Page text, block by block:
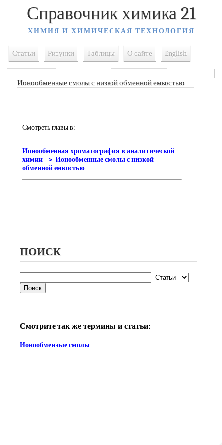
Справочник химика 21
ХИМИЯ И ХИМИЧЕСКАЯ ТЕХНОЛОГИЯ
Статьи Рисунки Таблицы О сайте English
Ионообменные смолы с низкой обменной емкостью
Смотреть главы в:
Ионообменная хроматография в аналитической
химии -> Ионообменные смолы с низкой
обменной емкостью
ПОИСК
Смотрите так же термины и статьи:
Ионообменные смолы